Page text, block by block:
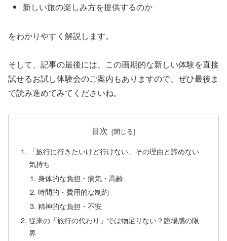
新しい旅の楽しみ方を提供するのか
をわかりやすく解説します。
そして、記事の最後には、この画期的な新しい体験を直接
試せるお試し体験会のご案内もありますので、ぜひ最後ま
で読み進めてみてくださいね。
目次
「旅行に行きたいけど行けない」その理由と諦めない
気持ち
身体的な負担・病気・高齢
時間的・費用的な制約
精神的な負担・不安
従来の「旅行の代わり」では物足りない？臨場感の限
界